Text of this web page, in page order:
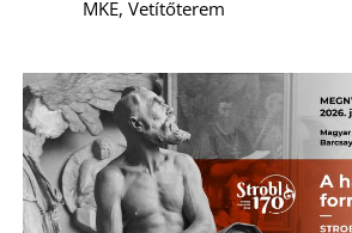
MKE, Vetítőterem